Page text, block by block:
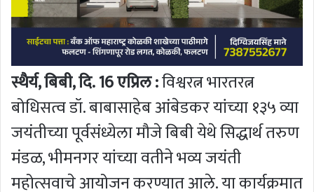
स्थैर्य, बिबी, दि. 16 एप्रिल :विश्वरत्न भारतरत्न
बोधिसत्व डॉ. बाबासाहेब आंबेडकर यांच्या १३५ व्या
जयंतीच्या पूर्वसंध्येला मौजे बिबी येथे सिद्धार्थ तरुण
मंडळ, भीमनगर यांच्या वतीने भव्य जयंती
महोत्सवाचे आयोजन करण्यात आले. या कार्यक्रमात